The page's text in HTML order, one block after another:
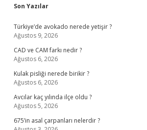
Sidebar
Son Yazılar
Türkiye’de avokado nerede yetişir ?
Ağustos 9, 2026
CAD ve CAM farkı nedir ?
Ağustos 6, 2026
Kulak pisliği nerede birikir ?
Ağustos 6, 2026
Avcılar kaç yılında ilçe oldu ?
Ağustos 5, 2026
675’in asal çarpanları nelerdir ?